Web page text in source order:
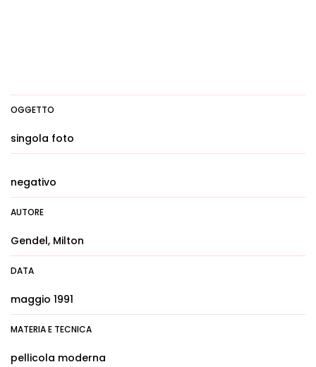
OGGETTO
singola foto
negativo
AUTORE
Gendel, Milton
DATA
maggio 1991
MATERIA E TECNICA
pellicola moderna